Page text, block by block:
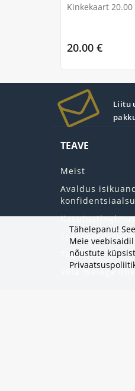
Kinkekaart 20.00
20.00 €
Liitu
TEAVE
Meist
Avaldus
Transpordi
Tagastab
Võta meiega
Tähelepanu!
Meie
nõustute